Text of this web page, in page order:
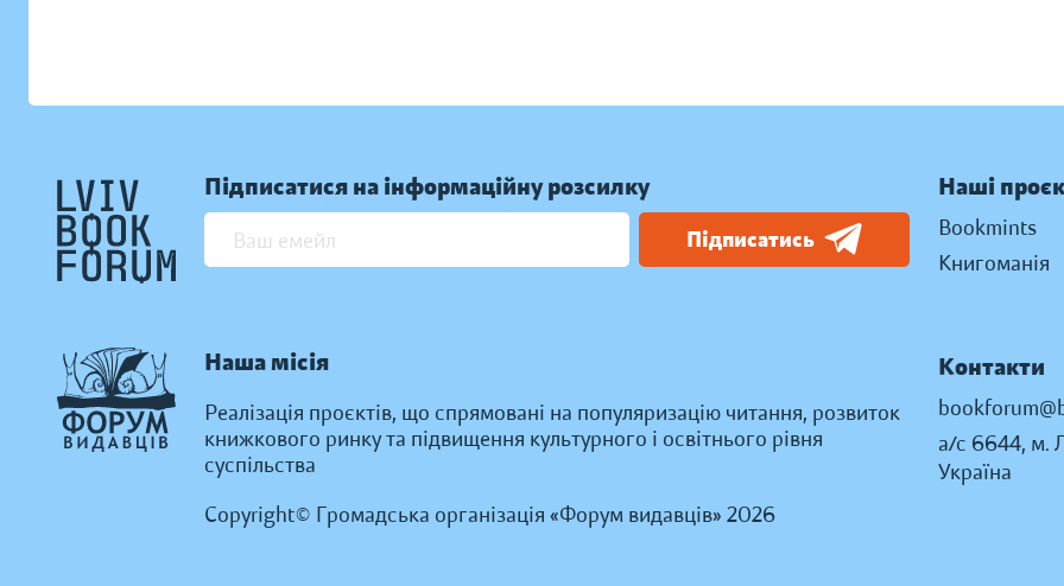
Підписатися на інформаційну розсилку
Підписатись
Наша місія
Реалізація проєктів, що спрямовані на популяризацію читання, розвиток
книжкового ринку та підвищення культурного і освітнього рівня
суспільства
Copyright© Громадська організація «Форум видавців» 2026
Наші
Bookmints
Книгоманія
Контакти
а/с 6644, м.
Україна